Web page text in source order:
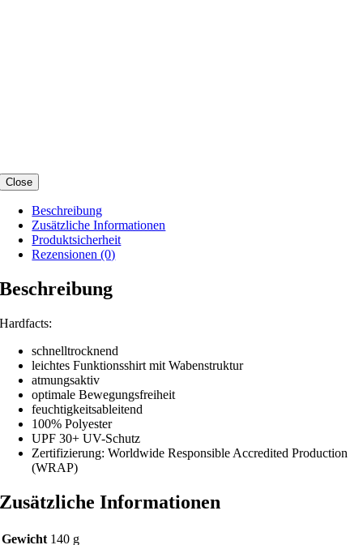
Close
Beschreibung
Zusätzliche Informationen
Produktsicherheit
Rezensionen (0)
Beschreibung
Hardfacts:
schnelltrocknend
leichtes Funktionsshirt mit Wabenstruktur
atmungsaktiv
optimale Bewegungsfreiheit
feuchtigkeitsableitend
100% Polyester
UPF 30+ UV-Schutz
Zertifizierung: Worldwide Responsible Accredited Production
(WRAP)
Zusätzliche Informationen
Gewicht 140 g